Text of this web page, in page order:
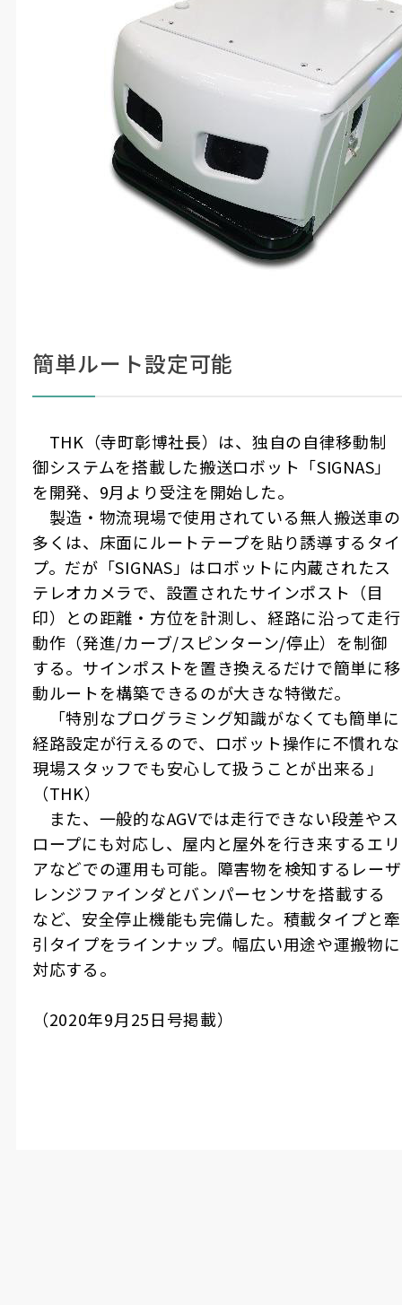
簡単ルート設定可能
THK（寺町彰博社長）は、独自の自律移動制
御システムを搭載した搬送ロボット「SIGNAS」
を開発、9月より受注を開始した。
製造・物流現場で使用されている無人搬送車の
多くは、床面にルートテープを貼り誘導するタイ
プ。だが「SIGNAS」はロボットに内蔵されたス
テレオカメラで、設置されたサインポスト（目
印）との距離・方位を計測し、経路に沿って走行
動作（発進/カーブ/スピンターン/停止）を制御
する。サインポストを置き換えるだけで簡単に移
動ルートを構築できるのが大きな特徴だ。
「特別なプログラミング知識がなくても簡単に
経路設定が行えるので、ロボット操作に不慣れな
現場スタッフでも安心して扱うことが出来る」
（THK）
また、一般的なAGVでは走行できない段差やス
ロープにも対応し、屋内と屋外を行き来するエリ
アなどでの運用も可能。障害物を検知するレーザ
レンジファインダとバンパーセンサを搭載する
など、安全停止機能も完備した。積載タイプと牽
引タイプをラインナップ。幅広い用途や運搬物に
対応する。
（2020年9月25日号掲載）